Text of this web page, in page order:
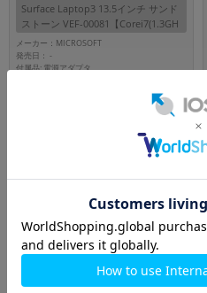
Surface Laptop3 13.5インチ サンド
ストーン VEF-00081【Corei7(1.3GH
z)/16GB/256GB SSD/Win11Home】
メーカー：MICROSOFT
発売日：-
付属品: 電源アダプタ
46,800
(税込)
MousePro MPro-NB520Z【Core i7
(1.8GHz)/16GB/512GB SSD/Win11Pr
メーカー：マウスコンピューター